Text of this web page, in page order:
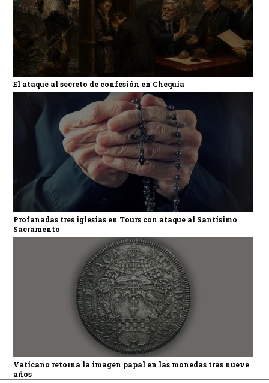
El ataque al secreto de confesión en Chequia
Profanadas tres iglesias en Tours con ataque al Santísimo
Sacramento
Vaticano retorna la imagen papal en las monedas tras nueve
años